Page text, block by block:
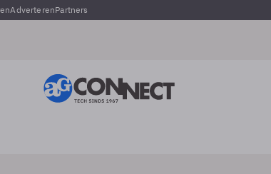
AdverterenPartners